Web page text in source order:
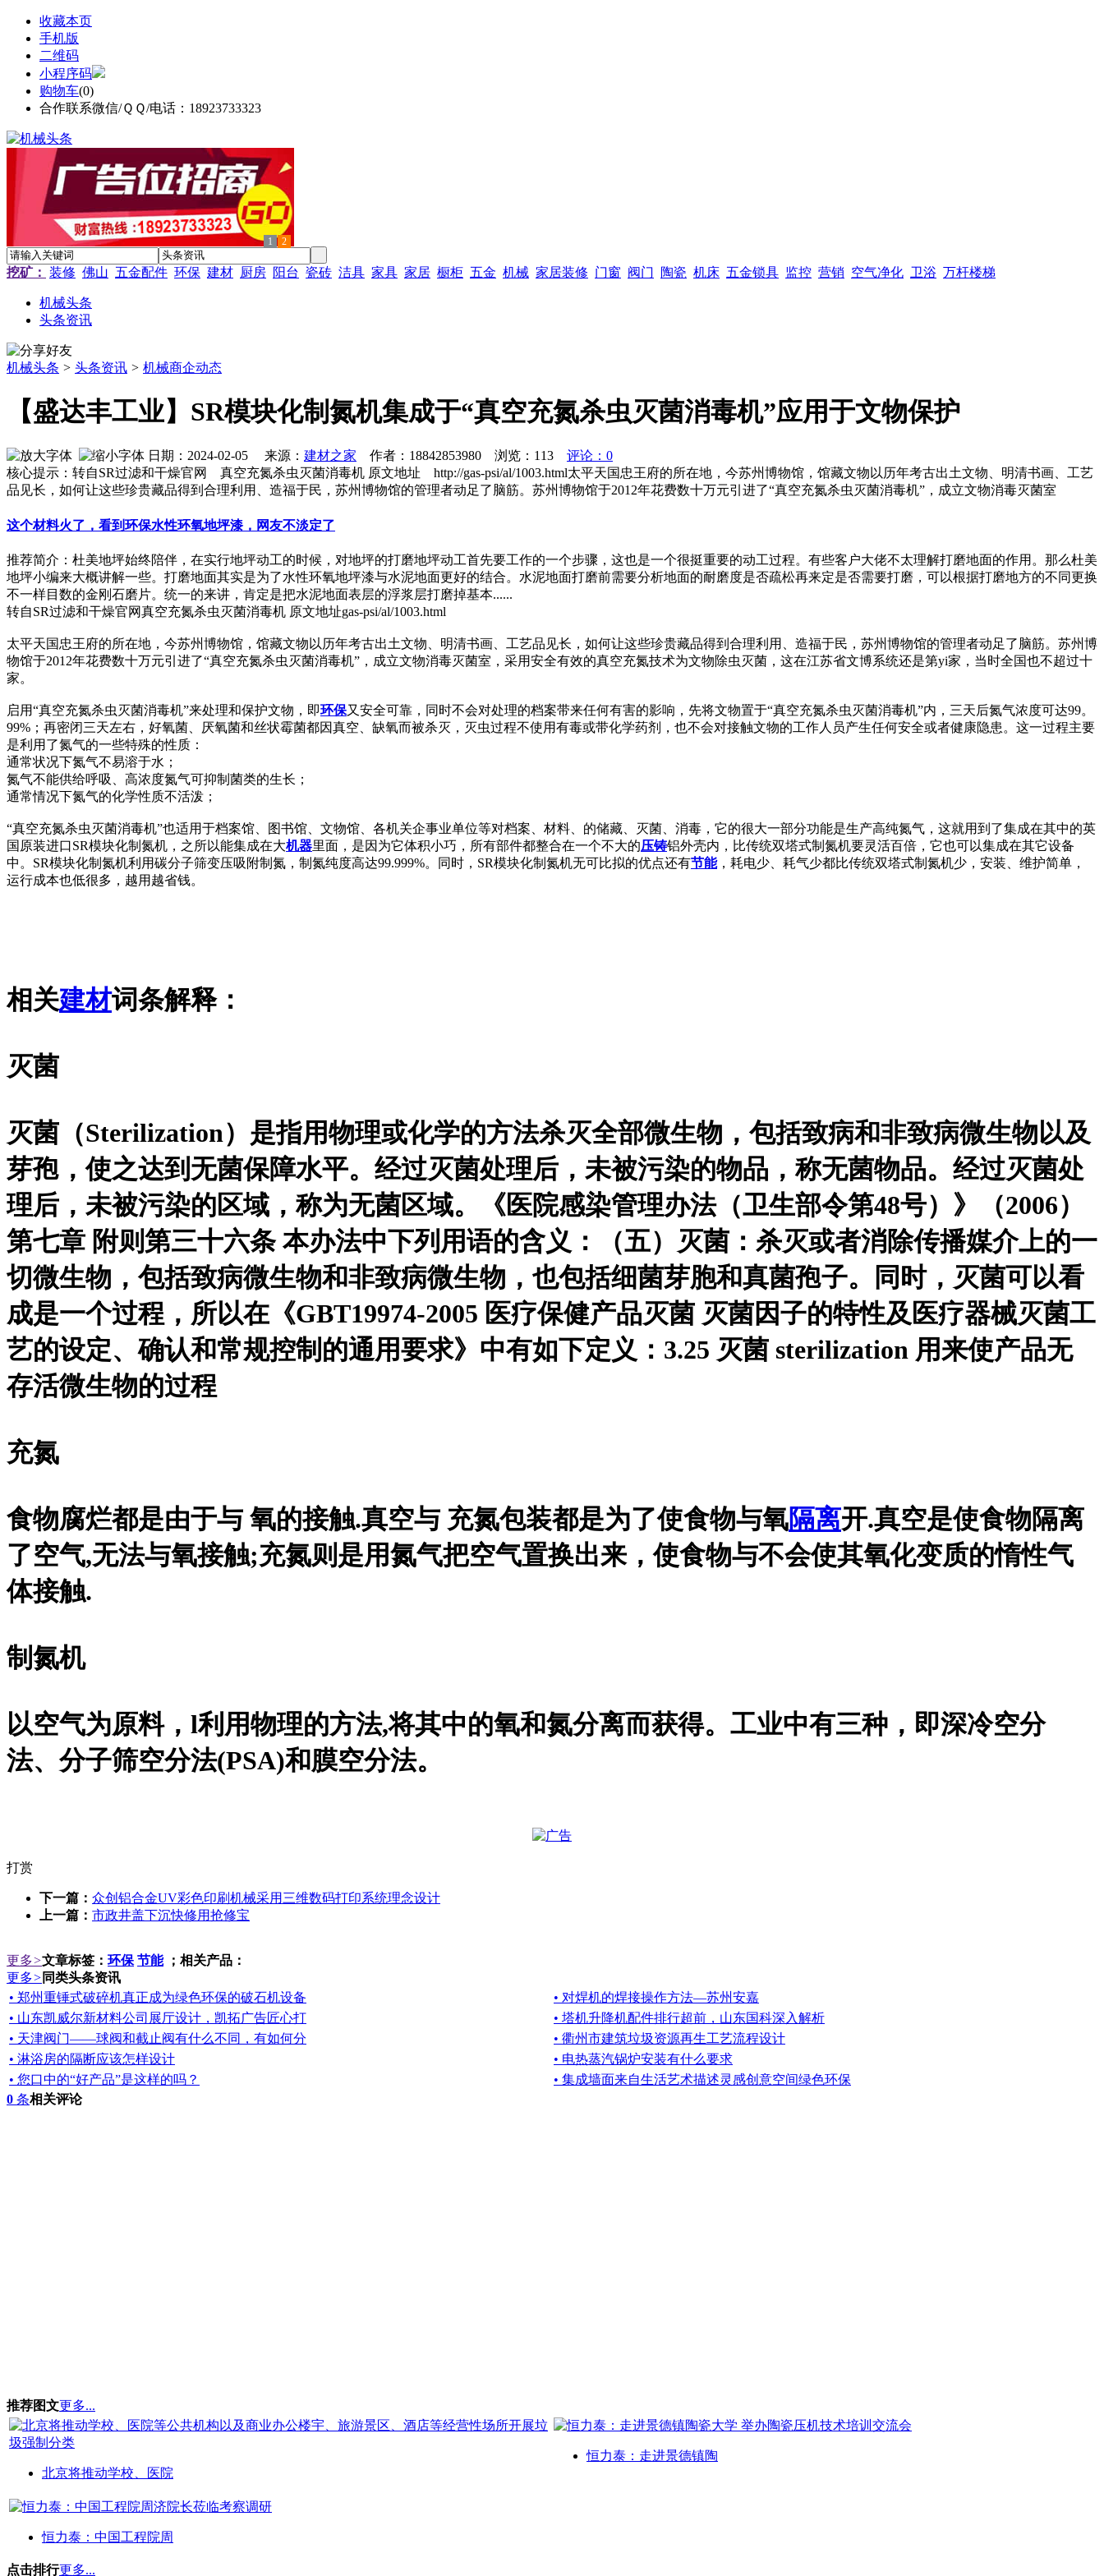
收藏本页
手机版
二维码
小程序码
购物车(0)
合作联系微信/ＱＱ/电话：18923733323
1 2
挖矿： 装修 佛山 五金配件 环保 建材 厨房 阳台 瓷砖 洁具 家具 家居 橱柜 五金 机械 家居装修 门窗 阀门 陶瓷 机床 五金锁具 监控 营销 空气净化 卫浴 万杆楼梯
机械头条
头条资讯
机械头条 > 头条资讯 > 机械商企动态
【盛达丰工业】SR模块化制氮机集成于“真空充氮杀虫灭菌消毒机”应用于文物保护
日期：2024-02-05 来源： 建材之家 作者：18842853980 浏览： 113
评论：0
核心提示：转自SR过滤和干燥官网 真空充氮杀虫灭菌消毒机 原文地址 http://gas-psi/al/1003.html太平天国忠王府的所在地，今苏州博物馆，馆藏文物以历年考古出土文物、明清书画、工艺
品见长，如何让这些珍贵藏品得到合理利用、造福于民，苏州博物馆的管理者动足了脑筋。苏州博物馆于2012年花费数十万元引进了“真空充氮杀虫灭菌消毒机”，成立文物消毒灭菌室
这个材料火了，看到环保水性环氧地坪漆，网友不淡定了
推荐简介：杜美地坪始终陪伴，在实行地坪动工的时候，对地坪的打磨地坪动工首先要工作的一个步骤，这也是一个很挺重要的动工过程。有些客户大佬不太理解打磨地面的作用。那么杜美
地坪小编来大概讲解一些。打磨地面其实是为了水性环氧地坪漆与水泥地面更好的结合。水泥地面打磨前需要分析地面的耐磨度是否疏松再来定是否需要打磨，可以根据打磨地方的不同更换
不一样目数的金刚石磨片。统一的来讲，肯定是把水泥地面表层的浮浆层打磨掉基本......
转自SR过滤和干燥官网真空充氮杀虫灭菌消毒机 原文地址gas-psi/al/1003.html
太平天国忠王府的所在地，今苏州博物馆，馆藏文物以历年考古出土文物、明清书画、工艺品见长，如何让这些珍贵藏品得到合理利用、造福于民，苏州博物馆的管理者动足了脑筋。苏州博
物馆于2012年花费数十万元引进了“真空充氮杀虫灭菌消毒机”，成立文物消毒灭菌室，采用安全有效的真空充氮技术为文物除虫灭菌，这在江苏省文博系统还是第yi家，当时全国也不超过十
家。
启用“真空充氮杀虫灭菌消毒机”来处理和保护文物，即环保又安全可靠，同时不会对处理的档案带来任何有害的影响，先将文物置于“真空充氮杀虫灭菌消毒机”内，三天后氮气浓度可达99。
99%；再密闭三天左右，好氧菌、厌氧菌和丝状霉菌都因真空、缺氧而被杀灭，灭虫过程不使用有毒或带化学药剂，也不会对接触文物的工作人员产生任何安全或者健康隐患。这一过程主要
是利用了氮气的一些特殊的性质：
通常状况下氮气不易溶于水；
氮气不能供给呼吸、高浓度氮气可抑制菌类的生长；
通常情况下氮气的化学性质不活泼；
“真空充氮杀虫灭菌消毒机”也适用于档案馆、图书馆、文物馆、各机关企事业单位等对档案、材料、的储藏、灭菌、消毒，它的很大一部分功能是生产高纯氮气，这就用到了集成在其中的英
国原装进口SR模块化制氮机，之所以能集成在大机器里面，是因为它体积小巧，所有部件都整合在一个不大的压铸铝外壳内，比传统双塔式制氮机要灵活百倍，它也可以集成在其它设备
中。SR模块化制氮机利用碳分子筛变压吸附制氮，制氮纯度高达99.999%。同时，SR模块化制氮机无可比拟的优点还有节能，耗电少、耗气少都比传统双塔式制氮机少，安装、维护简单，
运行成本也低很多，越用越省钱。
相关建材词条解释：
灭菌
灭菌（Sterilization）是指用物理或化学的方法杀灭全部微生物，包括致病和非致病微生物以及
芽孢，使之达到无菌保障水平。经过灭菌处理后，未被污染的物品，称无菌物品。经过灭菌处
理后，未被污染的区域，称为无菌区域。《医院感染管理办法（卫生部令第48号）》（2006）
第七章 附则第三十六条 本办法中下列用语的含义：（五）灭菌：杀灭或者消除传播媒介上的一
切微生物，包括致病微生物和非致病微生物，也包括细菌芽胞和真菌孢子。同时，灭菌可以看
成是一个过程，所以在《GBT19974-2005 医疗保健产品灭菌 灭菌因子的特性及医疗器械灭菌工
艺的设定、确认和常规控制的通用要求》中有如下定义：3.25 灭菌 sterilization 用来使产品无
存活微生物的过程
充氮
食物腐烂都是由于与 氧的接触.真空与 充氮包装都是为了使食物与氧隔离开.真空是使食物隔离
了空气,无法与氧接触;充氮则是用氮气把空气置换出来，使食物与不会使其氧化变质的惰性气
体接触.
制氮机
以空气为原料，l利用物理的方法,将其中的氧和氮分离而获得。工业中有三种，即深冷空分
法、分子筛空分法(PSA)和膜空分法。
打赏
下一篇： 众创铝合金UV彩色印刷机械采用三维数码打印系统理念设计
上一篇： 市政井盖下沉快修用抢修宝
更多>文章标签： 环保 节能；相关产品：
更多> 同类头条资讯
• 郑州重锤式破碎机真正成为绿色环保的破石机设备
• 对焊机的焊接操作方法—苏州安嘉
• 山东凯威尔新材料公司展厅设计，凯拓广告匠心打
• 塔机升降机配件排行超前，山东国科深入解析
• 天津阀门——球阀和截止阀有什么不同，有如何分
• 衢州市建筑垃圾资源再生工艺流程设计
• 淋浴房的隔断应该怎样设计
• 电热蒸汽锅炉安装有什么要求
• 您口中的“好产品”是这样的吗？
• 集成墙面来自生活艺术描述灵感创意空间绿色环保
0 条相关评论
推荐图文更多...
北京将推动学校、医院
恒力泰：走进景德镇陶
恒力泰：中国工程院周
点击排行更多...